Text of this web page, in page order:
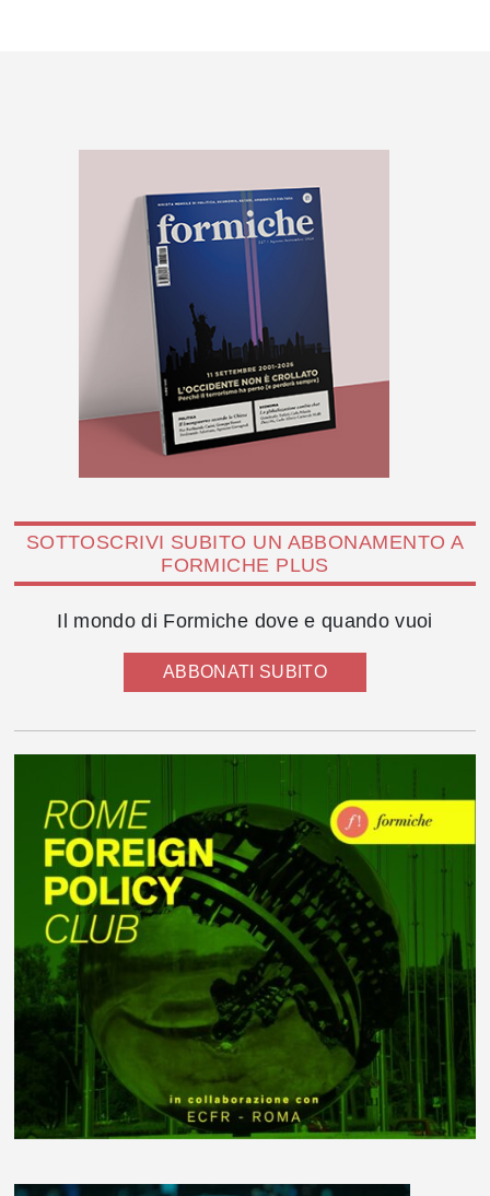
SOTTOSCRIVI SUBITO UN ABBONAMENTO A
FORMICHE PLUS
Il mondo di Formiche dove e quando vuoi
ABBONATI SUBITO